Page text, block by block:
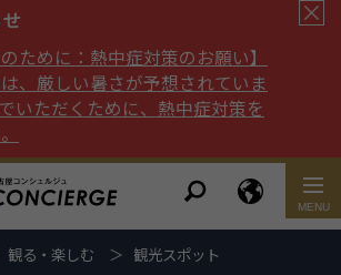
ために：熱中症対策のお願い】
、厳しい暑さが予想されていま
いただくために、熱中症対策を
観る・楽しむ 観光スポット